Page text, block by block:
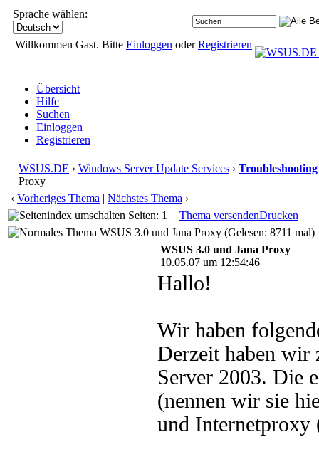
Sprache wählen:
Willkommen Gast. Bitte Einloggen oderRegistrieren
Übersicht
Hilfe
Suchen
Einloggen
Registrieren
WSUS.DE › Windows Server Update Services › Troubleshooting
Proxy
‹ Vorheriges Thema | Nächstes Thema ›
Seiten: 1
Thema versendenDrucken
WSUS 3.0 und Jana Proxy (Gelesen: 8711 mal)
WSUS 3.0 und Jana Proxy
10.05.07 um 12:54:46
Hallo!
Wir haben
Derzeit haben wir
Server 2003. Die
(nennen wir sie
und